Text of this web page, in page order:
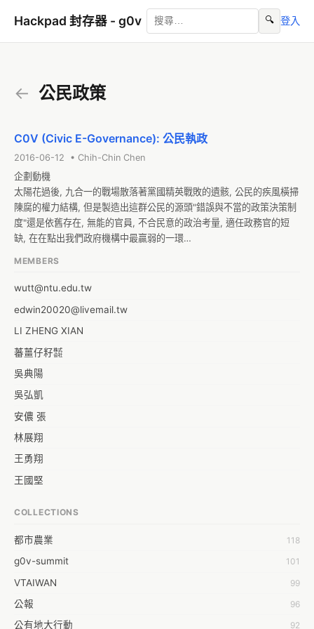
Hackpad 封存器 - g0v 🔍 登入
← 公民政策
C0V (Civic E-Governance): 公民執政
2016-06-12 • Chih-Chin Chen
企劃動機
太陽花過後, 九合一的戰場散落著黨國精英戰敗的遺骸, 公民的疾風橫掃
陳腐的權力結構, 但是製造出這群公民的源頭"錯誤與不當的政策決策制
度"還是依舊存在, 無能的官員, 不合民意的政治考量, 適任政務官的短
缺, 在在點出我們政府機構中最贏弱的一環
都是極具創新的參政模式, 但是目前這幾種參政模式都讓我們公民偏安
界的神, 好的監督可以拒絕我們不要的社會, 卻無法創造我們想要的新社
會, 再好的防守都無˙法得分, 我們只能消極的批判政策的臃腫與失靈, 批
評政府的獨裁與不透明, 似乎每個政策的編寫者都是腦子有洞的人渣公
務員, 這時候讓我們不禁仰天長嘆:" 難道就沒有人可以計劃一個有成效
全面 又兼顧社會需求的政策嗎?"
如同商品與公司需要良性競爭來不斷的提升品質, 政策也是如此, 我們需
的水準, 甚至是威脅到他們的存在本身, 讓他們拼了命的也要寫出好政
策, 要不然他們的薪水 月退俸 18% 獎勵金就別想拿了 (我們的荷包也省
了) 如果我們能夠寫出比現行政策更好 更受人民支持的政策(聯署, 市長
的方案, 要不然就是修改他們方案不足的地方, 否則這群˙"不替人民最大
就是這時候, 你, 沒錯, 就是你, 不要躲, 看到這段文字的你, 就是那個可
上沒有兼顧弱勢家庭 不顧土地正義 又圖利財團就是因為你沒有幫忙一
起寫, 經濟部與工商大老不顧產業發展的壓低薪資對於台灣的經濟發展
只有傷害而無助益, 就是因為寫的人不是你, 你既然知道了這些要素的重
的政策就要自己寫.
MEMBERS
wutt@ntu.edu.tw
edwin20020@livemail.tw
LI ZHENG XIAN
蕃薑仔籽㍿
吳典陽
吳弘凱
安儂 張
林展翔
王勇翔
王國堅
蒼時弦也
袁乾鑫
陳泰澄
&#35377;&#24646;&#33287;
COLLECTIONS
都市農業 118
g0v-summit 101
VTAIWAN 99
公報 96
公有地大行動 92